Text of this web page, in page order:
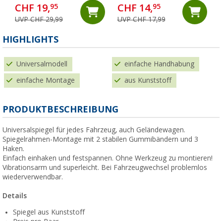
CHF 19,95
UVP CHF 29,99
CHF 14,95
UVP CHF 17,99
HIGHLIGHTS
Universalmodell einfache Handhabung
einfache Montage aus Kunststoff
PRODUKTBESCHREIBUNG
Universalspiegel für jedes Fahrzeug, auch Geländewagen.
Spiegelrahmen-Montage mit 2 stabilen Gummibändern und 3
Haken.
Einfach einhaken und festspannen. Ohne Werkzeug zu montieren!
Vibrationsarm und superleicht. Bei Fahrzeugwechsel problemlos
wiederverwendbar.
Details
Spiegel aus Kunststoff